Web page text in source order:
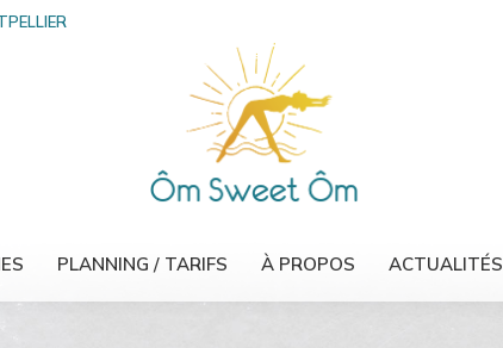
PLANNING / TARIFS À PROPOS ACTUALITÉS